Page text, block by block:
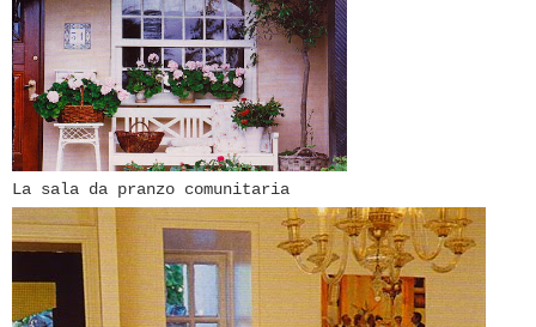
La sala da pranzo comunitaria